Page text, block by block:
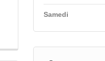
Samedi